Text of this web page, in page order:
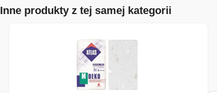
Inne produkty z tej samej kategorii